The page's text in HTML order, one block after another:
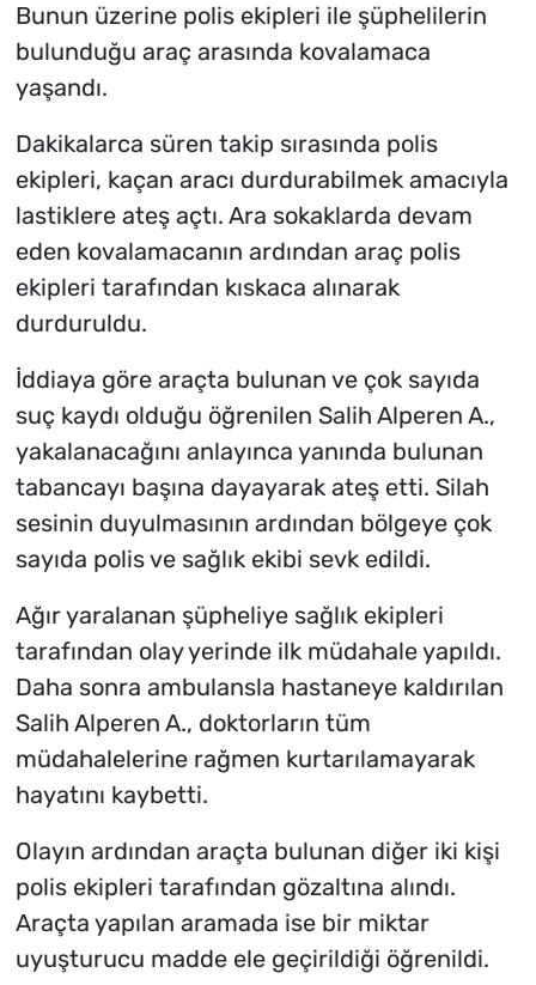
Bunun üzerine polis ekipleri ile şüphelilerin
bulunduğu araç arasında kovalamaca
yaşandı.
Dakikalarca süren takip sırasında polis
ekipleri, kaçan aracı durdurabilmek amacıyla
lastiklere ateş açtı. Ara sokaklarda devam
eden kovalamacanın ardından araç polis
ekipleri tarafından kıskaca alınarak
durduruldu.
İddiaya göre araçta bulunan ve çok sayıda
suç kaydı olduğu öğrenilen Salih Alperen A.,
yakalanacağını anlayınca yanında bulunan
tabancayı başına dayayarak ateş etti. Silah
sesinin duyulmasının ardından bölgeye çok
sayıda polis ve sağlık ekibi sevk edildi.
Ağır yaralanan şüpheliye sağlık ekipleri
tarafından olay yerinde ilk müdahale yapıldı.
Daha sonra ambulansla hastaneye kaldırılan
Salih Alperen A., doktorların tüm
müdahalelerine rağmen kurtarılamayarak
hayatını kaybetti.
Olayın ardından araçta bulunan diğer iki kişi
polis ekipleri tarafından gözaltına alındı.
Araçta yapılan aramada ise bir miktar
uyuşturucu madde ele geçirildiği öğrenildi.